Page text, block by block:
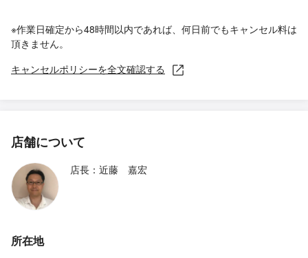
※作業日確定から48時間以内であれば、何日前でもキャンセル料は
頂きません。
キャンセルポリシーを全文確認する
店舗について
店長：近藤 嘉宏
所在地